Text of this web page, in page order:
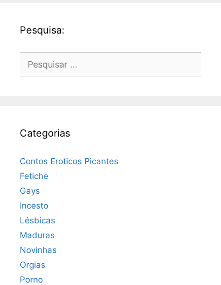
Pesquisa:
por:
Categorias
Contos Eroticos Picantes
Fetiche
Gays
Incesto
Lésbicas
Maduras
Novinhas
Orgias
Porno